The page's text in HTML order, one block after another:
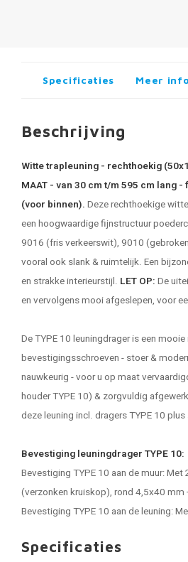
Specificaties Meer info
Beschrijving
Witte trapleuning - rechthoekig
MAAT - van 30 cm t/m 595 cm lang
(voor binnen). Deze rechthoekige
een hoogwaardige fijnstructuur
9016 (fris verkeerswit), 9010
vooral ook slank & ruimtelijk. Een
en strakke interieurstijl. LET OP: De
en vervolgens mooi afgeslepen, voor
De TYPE 10 leuningdrager is een
bevestigingsschroeven - stoer &
nauwkeurig - voor u op maat
houder TYPE 10) & zorgvuldig
deze leuning incl. dragers TYPE 10
Bevestiging leuningdrager TYPE 10:
Bevestiging TYPE 10 aan de muur:
(verzonken kruiskop), rond 4,5x40 mm
Bevestiging TYPE 10 aan de leuning:
Specificaties